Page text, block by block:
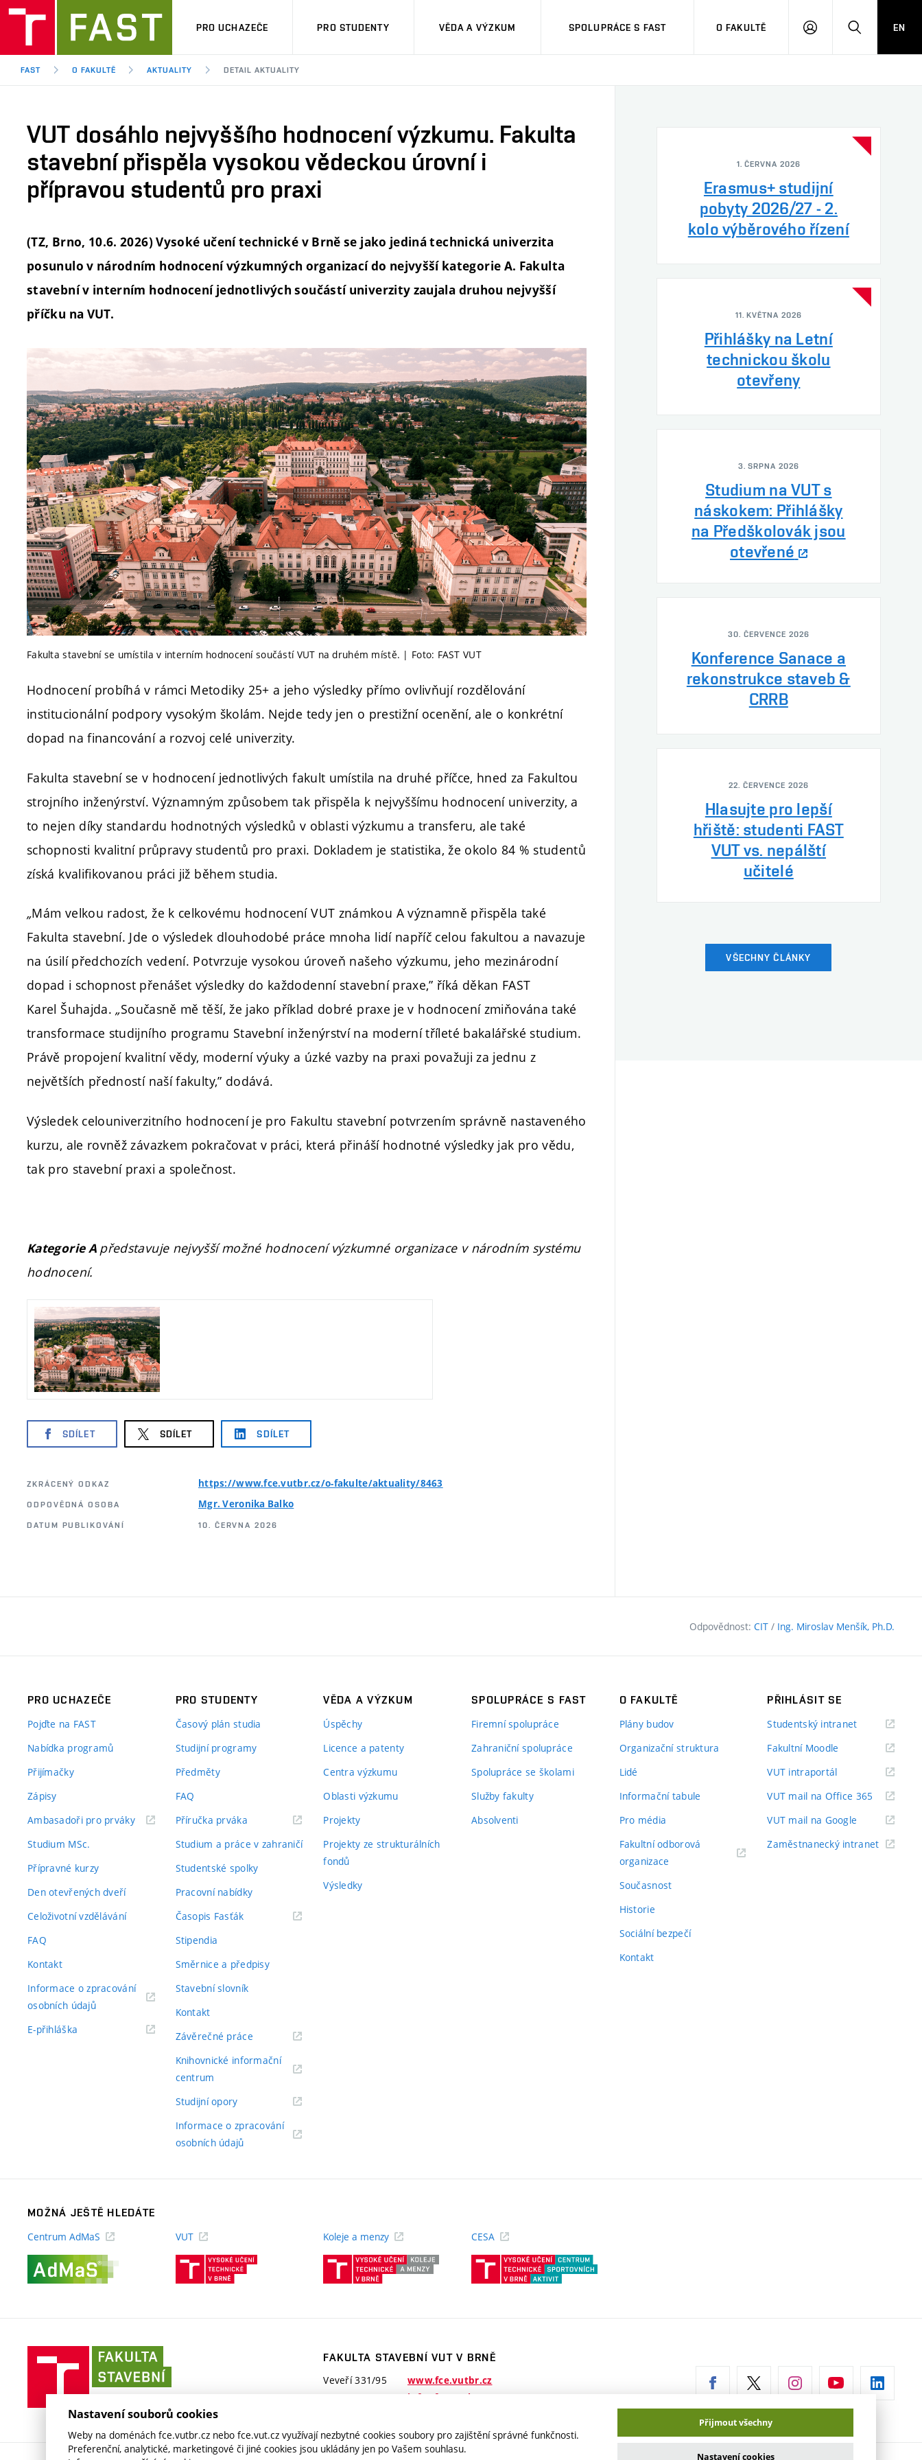
PRO UCHAZEČE PRO STUDENTY VĚDA A VÝZKUM SPOLUPRÁCE S FAST O FAKULTĚ
PŘIHLÁSITHLEDAT
EN
FAST O FAKULTĚ AKTUALITY DETAIL AKTUALITY
VUT dosáhlo nejvyššího hodnocení výzkumu. Fakulta
stavební přispěla vysokou vědeckou úrovní i
přípravou studentů pro praxi
(TZ, Brno, 10.6. 2026) Vysoké učení technické v Brně se jako jediná technická univerzita
posunulo v národním hodnocení výzkumných organizací do nejvyšší kategorie A. Fakulta
stavební v interním hodnocení jednotlivých součástí univerzity zaujala druhou nejvyšší
příčku na VUT.
Fakulta stavební se umístila v interním hodnocení součástí VUT na druhém místě. | Foto: FAST VUT
Hodnocení probíhá v rámci Metodiky 25+ a jeho výsledky přímo ovlivňují rozdělování
institucionální podpory vysokým školám. Nejde tedy jen o prestižní ocenění, ale o konkrétní
dopad na financování a rozvoj celé univerzity.
Fakulta stavební se v hodnocení jednotlivých fakult umístila na druhé příčce, hned za Fakultou
strojního inženýrství. Významným způsobem tak přispěla k nejvyššímu hodnocení univerzity, a
to nejen díky standardu hodnotných výsledků v oblasti výzkumu a transferu, ale také
schopnosti kvalitní průpravy studentů pro praxi. Dokladem je statistika, že okolo 84 % studentů
získá kvalifikovanou práci již během studia.
„Mám velkou radost, že k celkovému hodnocení VUT známkou A významně přispěla také
Fakulta stavební. Jde o výsledek dlouhodobé práce mnoha lidí napříč celou fakultou a navazuje
na úsilí předchozích vedení. Potvrzuje vysokou úroveň našeho výzkumu, jeho mezinárodní
dopad i schopnost přenášet výsledky do každodenní stavební praxe,” říká děkan FAST
Karel Šuhajda. „Současně mě těší, že jako příklad dobré praxe je v hodnocení zmiňována také
transformace studijního programu Stavební inženýrství na moderní tříleté bakalářské studium.
Právě propojení kvalitní vědy, moderní výuky a úzké vazby na praxi považuji za jednu z
největších předností naší fakulty,” dodává.
Výsledek celouniverzitního hodnocení je pro Fakultu stavební potvrzením správně nastaveného
kurzu, ale rovněž závazkem pokračovat v práci, která přináší hodnotné výsledky jak pro vědu,
tak pro stavební praxi a společnost.
Kategorie A představuje nejvyšší možné hodnocení výzkumné organizace v národním systému
hodnocení.
SDÍLET SDÍLET SDÍLET
ZKRÁCENÝ ODKAZ https://www.fce.vutbr.cz/o-fakulte/aktuality/8463
ODPOVĚDNÁ OSOBA Mgr. Veronika Balko
DATUM PUBLIKOVÁNÍ 10. ČERVNA 2026
1. ČERVNA 2026
Erasmus+ studijní
pobyty 2026/27 - 2.
kolo výběrového řízení
11. KVĚTNA 2026
Přihlášky na Letní
technickou školu
otevřeny
3. SRPNA 2026
Studium na VUT s
náskokem: Přihlášky
na Předškolovák jsou
otevřené
30. ČERVENCE 2026
Konference Sanace a
rekonstrukce staveb &
CRRB
22. ČERVENCE 2026
Hlasujte pro lepší
hřiště: studenti FAST
VUT vs. nepálští
učitelé
VŠECHNY ČLÁNKY
Odpovědnost: CIT / Ing. Miroslav Menšík, Ph.D.
PRO UCHAZEČE
Pojďte na FAST
Nabídka programů
Přijímačky
Zápisy
Ambasadoři pro prváky(externí
Studium MSc.
Přípravné kurzy
Den otevřených dveří
Celoživotní vzdělávání
FAQ
Kontakt
Informace o zpracování
osobních údajů(externí
E-přihláška
PRO STUDENTY
Časový plán studia
Studijní programy
Předměty
FAQ
Příručka prváka(externí
Studium a práce v zahraničí
Studentské spolky
Pracovní nabídky
Časopis Fasťák(externí
Stipendia
Směrnice a předpisy
Stavební slovník
Kontakt
Závěrečné práce(externí
Knihovnické informační
centrum
Studijní opory(externí
Informace o zpracování
osobních údajů(externí
VĚDA A VÝZKUM
Úspěchy
Licence a patenty
Centra výzkumu
Oblasti výzkumu
Projekty
Projekty ze strukturálních
fondů
Výsledky
SPOLUPRÁCE S FAST
Firemní spolupráce
Zahraniční spolupráce
Spolupráce se školami
Služby fakulty
Absolventi
O FAKULTĚ
Plány budov
Organizační struktura
Lidé
Informační tabule
Pro média
Fakultní odborová
organizace
Současnost
Historie
Sociální bezpečí
Kontakt
PŘIHLÁSIT SE
Studentský intranet(externí
Fakultní Moodle
VUT intraportál(externí
VUT mail na Office 365 (externí
odkaz)
VUT mail na Google (externí
Zaměstnanecký intranet(externí
MOŽNÁ JEŠTĚ HLEDÁTE
Centrum AdMaS
VUT
(externí
Koleje a menzy
(externí
CESA
VUT
FAKULTA STAVEBNÍ VUT V BRNĚ
Veveří 331/95
www.fce.vutbr.cz
info@fce.vutbr.cz
Nastavení souborů cookies
Weby na doménách fce.vutbr.cz nebo fce.vut.cz využívají nezbytné cookies soubory pro zajištění správné funkčnosti.
Preferenční, analytické, marketingové či jiné cookies jsou ukládány jen po Vašem souhlasu.
Přijmout všechny
Nastavení cookies